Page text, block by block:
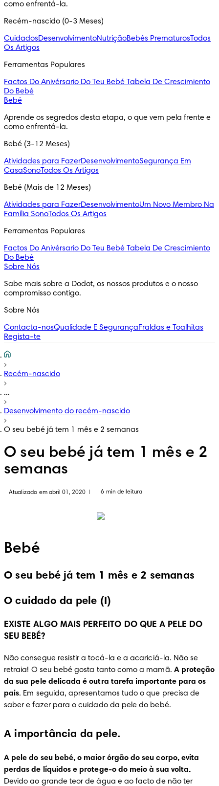
como enfrentá-la.
Recém-nascido (0-3 Meses)
CuidadosDesenvolvimentoNutriçãoBebés PrematurosTodos
Os Artigos
Ferramentas Populares
Factos Do Anivérsario Do Teu Bebé Tabela De Crescimiento
Do Bebé
Bebé
Aprende os segredos desta etapa, o que vem pela frente e
como enfrentá-la.
Bebé (3-12 Meses)
Atividades para FazerDesenvolvimentoSegurança Em
CasaSonoTodos Os Artigos
Bebé (Mais de 12 Meses)
Atividades para FazerDesenvolvimentoUm Novo Membro Na
Família SonoTodos Os Artigos
Ferramentas Populares
Factos Do Anivérsario Do Teu Bebé Tabela De Crescimiento
Do Bebé
Sobre Nós
Sabe mais sobre a Dodot, os nossos produtos e o nosso
compromisso contigo.
Sobre Nós
Contacta-nosQualidade E SegurançaFraldas e Toalhitas
Regista-te
Recém-nascido
...
Desenvolvimento do recém-nascido
O seu bebé já tem 1 mês e 2 semanas
O seu bebé já tem 1 mês e 2
semanas
Atualizado em abril 01, 2020 6 min de leitura
Bebé
O seu bebé já tem 1 mês e 2 semanas
O cuidado da pele (I)
EXISTE ALGO MAIS PERFEITO DO QUE A PELE DO
SEU BEBÉ?
Não consegue resistir a tocá-la e a acariciá-la. Não se
retraia! O seu bebé gosta tanto como a mamã. A proteção
da sua pele delicada é outra tarefa importante para os
pais. Em seguida, apresentamos tudo o que precisa de
saber e fazer para o cuidado da pele do bebé.
A importância da pele.
A pele do seu bebé, o maior órgão do seu corpo, evita
perdas de líquidos e protege-o do meio à sua volta.
Devido ao grande teor de água e ao facto de não ter